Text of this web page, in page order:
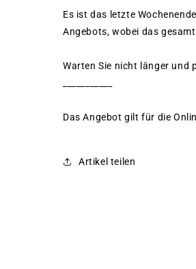
Es ist das letzte
Angebots, wobei das
Warten Sie nicht länger und
Das Angebot gilt für die
Artikel teilen